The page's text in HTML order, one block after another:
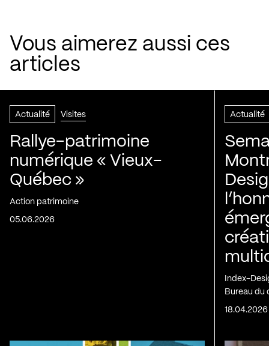
Vous aimerez aussi ces
articles
Actualité Visites
Rallye-patrimoine
numérique « Vieux-
Québec »
Action patrimoine
05.06.2026
Actualité
Index-
Bureau du
18.04.2026